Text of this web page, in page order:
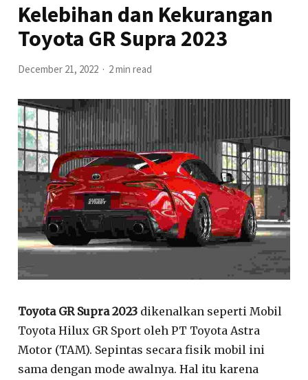
Kelebihan dan Kekurangan
Toyota GR Supra 2023
December 21, 2022 2 min read
Toyota GR Supra 2023 dikenalkan seperti Mobil
Toyota Hilux GR Sport oleh PT Toyota Astra
Motor (TAM). Sepintas secara fisik mobil ini
sama dengan mode awalnya. Hal itu karena